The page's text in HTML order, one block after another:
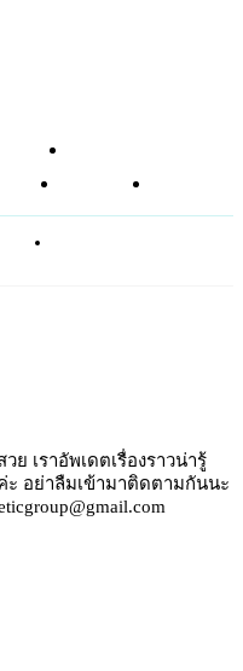
ซลูชัน
งาม บทความ
ย เราอัพเดตเรื่องราวน่ารู้
อย่าลืมเข้ามาติดตามกันนะ